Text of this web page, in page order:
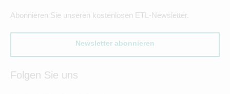
Abonnieren Sie unseren kostenlosen ETL-Newsletter.
Newsletter abonnieren
Folgen Sie uns